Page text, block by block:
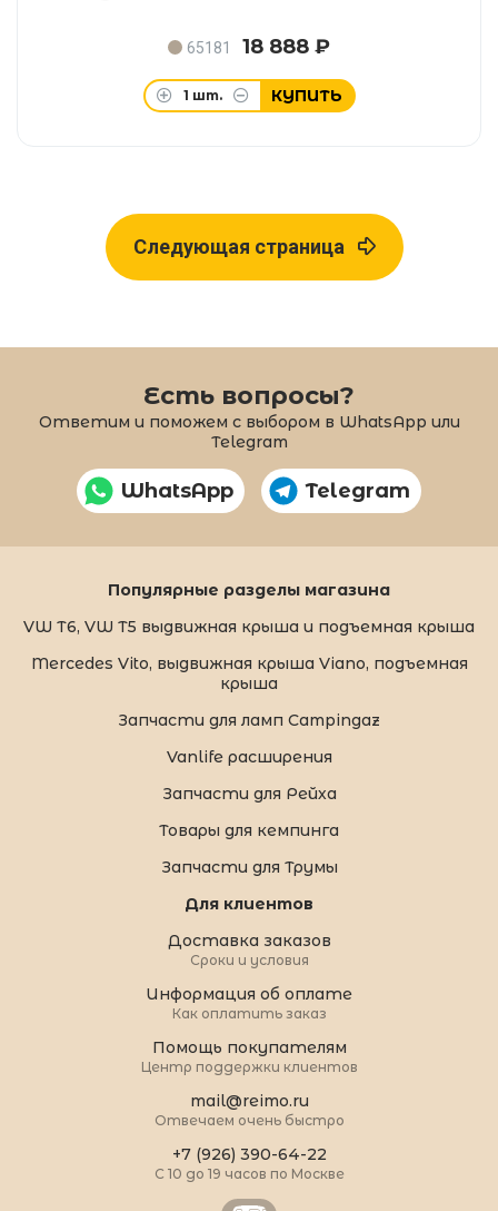
65181 18 888 ₽
1 шт. КУПИТЬ
Следующая страница
Есть вопросы?
Ответим и поможем с выбором в WhatsApp или
Telegram
WhatsApp Telegram
Популярные разделы магазина
VW T6, VW T5 выдвижная крыша и подъемная крыша
Mercedes Vito, выдвижная крыша Viano, подъемная
крыша
Запчасти для ламп Campingaz
Vanlife расширения
Запчасти для Рейха
Товары для кемпинга
Запчасти для Трумы
Для клиентов
Доставка заказов
Сроки и условия
Информация об оплате
Как оплатить заказ
Помощь покупателям
Центр поддержки клиентов
mail@reimo.ru
Отвечаем очень быстро
+7 (926) 390-64-22
С 10 до 19 часов по Москве